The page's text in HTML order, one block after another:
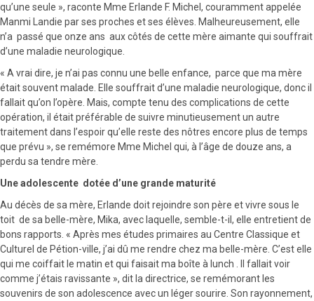
qu’une seule », raconte Mme Erlande F. Michel, couramment appelée
Manmi Landie par ses proches et ses élèves. Malheureusement, elle
n’a passé que onze ans aux côtés de cette mère aimante qui souffrait
d’une maladie neurologique.
« A vrai dire, je n’ai pas connu une belle enfance, parce que ma mère
était souvent malade. Elle souffrait d’une maladie neurologique, donc il
fallait qu’on l’opère. Mais, compte tenu des complications de cette
opération, il était préférable de suivre minutieusement un autre
traitement dans l’espoir qu’elle reste des nôtres encore plus de temps
que prévu », se remémore Mme Michel qui, à l’âge de douze ans, a
perdu sa tendre mère.
Une adolescente dotée d’une grande maturité
Au décès de sa mère, Erlande doit rejoindre son père et vivre sous le
toit de sa belle-mère, Mika, avec laquelle, semble-t-il, elle entretient de
bons rapports. « Après mes études primaires au Centre Classique et
Culturel de Pétion-ville, j’ai dû me rendre chez ma belle-mère. C’est elle
qui me coiffait le matin et qui faisait ma boîte à lunch . Il fallait voir
comme j’étais ravissante », dit la directrice, se remémorant les
souvenirs de son adolescence avec un léger sourire. Son rayonnement,